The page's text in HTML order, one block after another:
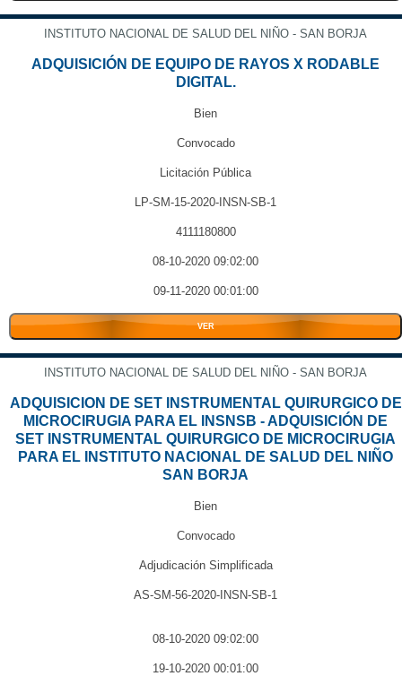
INSTITUTO NACIONAL DE SALUD DEL NIÑO - SAN BORJA
ADQUISICIÓN DE EQUIPO DE RAYOS X RODABLE
DIGITAL.
Bien
Convocado
Licitación Pública
LP-SM-15-2020-INSN-SB-1
4111180800
08-10-2020 09:02:00
09-11-2020 00:01:00
VER
INSTITUTO NACIONAL DE SALUD DEL NIÑO - SAN BORJA
ADQUISICION DE SET INSTRUMENTAL QUIRURGICO DE
MICROCIRUGIA PARA EL INSNSB - ADQUISICIÓN DE
SET INSTRUMENTAL QUIRURGICO DE MICROCIRUGIA
PARA EL INSTITUTO NACIONAL DE SALUD DEL NIÑO
SAN BORJA
Bien
Convocado
Adjudicación Simplificada
AS-SM-56-2020-INSN-SB-1
08-10-2020 09:02:00
19-10-2020 00:01:00